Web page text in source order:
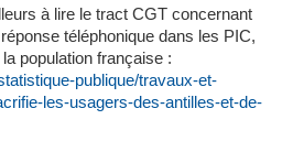
à lire le tract CGT concernant
téléphonique dans les PIC,
population française :
publique/travaux-et-
les-usagers-des-antilles-et-de-